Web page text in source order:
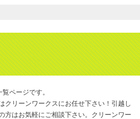
ページです。
クリーンワークスにお任せ下さい！引越し
方はお気軽にご相談下さい。クリーンワー